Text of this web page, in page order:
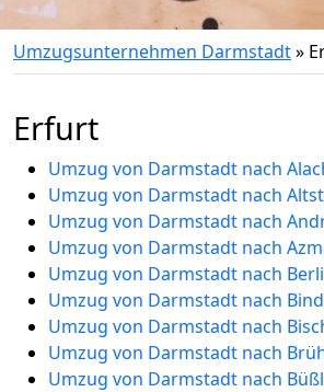
Umzugsunternehmen Darmstadt»
Erfurt
Umzug von Darmstadt nach
Umzug von Darmstadt nach
Umzug von Darmstadt nach
Umzug von Darmstadt nach
Umzug von Darmstadt nach
Umzug von Darmstadt nach
Umzug von Darmstadt nach
Umzug von Darmstadt nach
Umzug von Darmstadt nach